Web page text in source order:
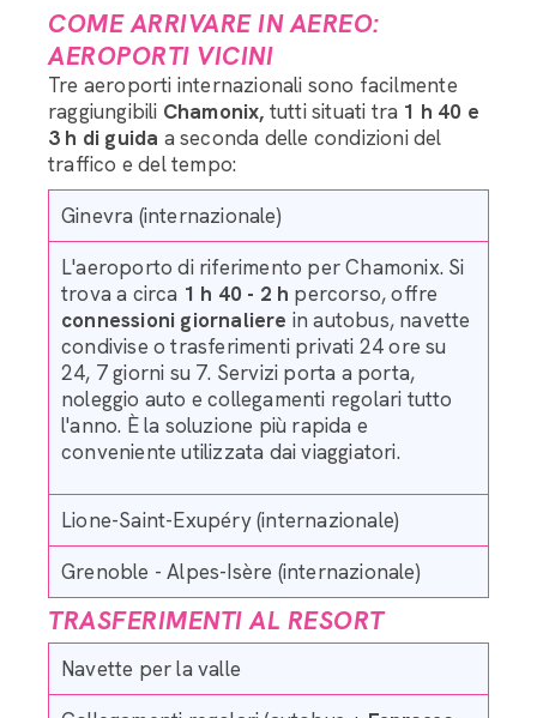
COME ARRIVARE IN AEREO:
AEROPORTI VICINI
Tre aeroporti internazionali sono facilmente
raggiungibili Chamonix, tutti situati tra 1 h 40 e
3 h di guida a seconda delle condizioni del
traffico e del tempo:
Ginevra (internazionale)
L'aeroporto di riferimento per Chamonix. Si
trova a circa 1 h 40 - 2 h percorso, offre
connessioni giornaliere in autobus, navette
condivise o trasferimenti privati 24 ore su
24, 7 giorni su 7. Servizi porta a porta,
noleggio auto e collegamenti regolari tutto
l'anno. È la soluzione più rapida e
conveniente utilizzata dai viaggiatori.
Lione-Saint-Exupéry (internazionale)
Grenoble - Alpes-Isère (internazionale)
TRASFERIMENTI AL RESORT
Navette per la valle